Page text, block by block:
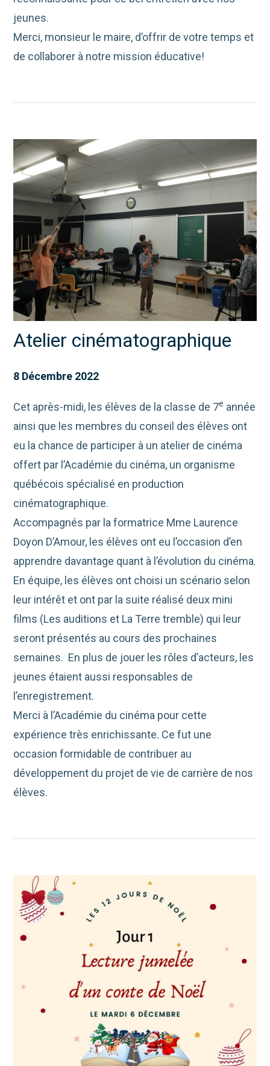
jeunes.
Merci, monsieur le maire, d’offrir de votre temps et
de collaborer à notre mission éducative!
Atelier cinématographique
8 Décembre 2022
Cet après-midi, les élèves de la classe de 7e année
ainsi que les membres du conseil des élèves ont
eu la chance de participer à un atelier de cinéma
offert par l’Académie du cinéma, un organisme
québécois spécialisé en production
cinématographique.
Accompagnés par la formatrice Mme Laurence
Doyon D’Amour, les élèves ont eu l’occasion d’en
apprendre davantage quant à l’évolution du cinéma.
En équipe, les élèves ont choisi un scénario selon
leur intérêt et ont par la suite réalisé deux mini
films (Les auditions et La Terre tremble) qui leur
seront présentés au cours des prochaines
semaines. En plus de jouer les rôles d’acteurs, les
jeunes étaient aussi responsables de
l’enregistrement.
Merci à l’Académie du cinéma pour cette
expérience très enrichissante. Ce fut une
occasion formidable de contribuer au
développement du projet de vie de carrière de nos
élèves.